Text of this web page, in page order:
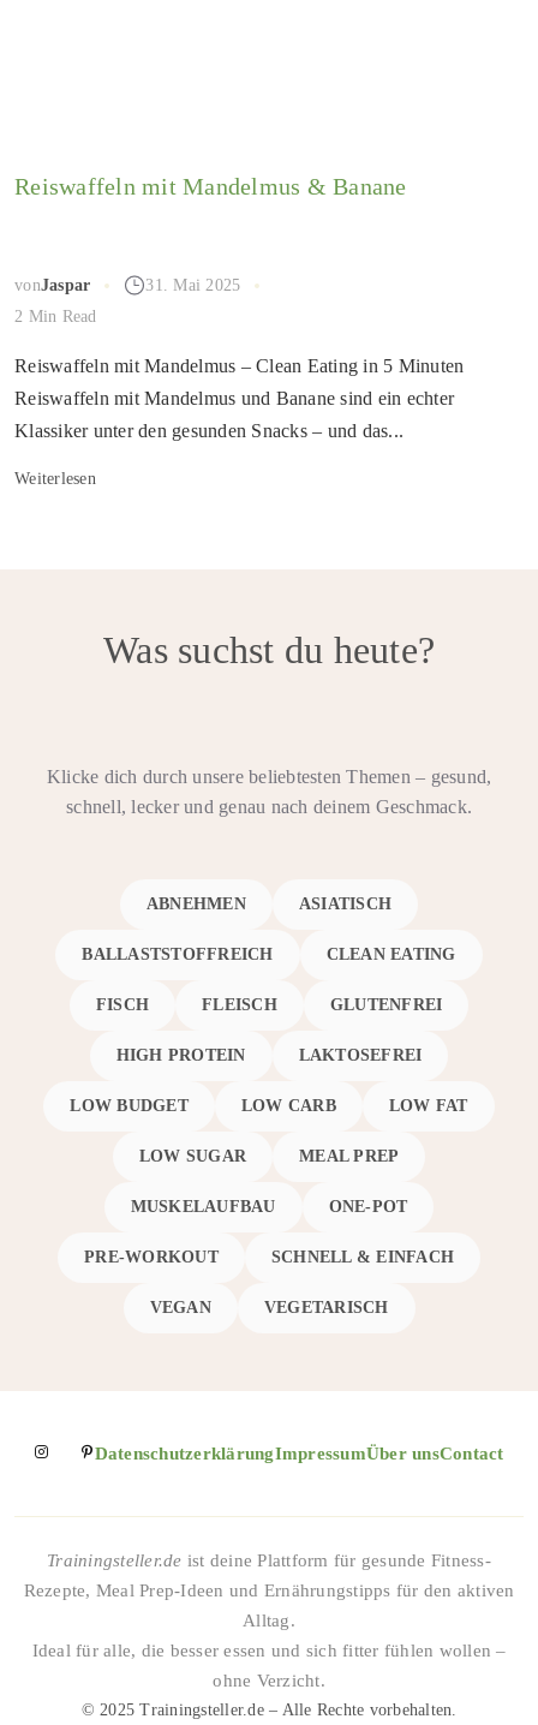
Reiswaffeln mit Mandelmus & Banane
vonJaspar
31. Mai 2025
2 Min Read
Reiswaffeln mit Mandelmus – Clean Eating in 5 Minuten
Reiswaffeln mit Mandelmus und Banane sind ein echter
Klassiker unter den gesunden Snacks – und das...
Weiterlesen
Was suchst du heute?
Klicke dich durch unsere beliebtesten Themen – gesund,
schnell, lecker und genau nach deinem Geschmack.
ABNEHMEN ASIATISCH
BALLASTSTOFFREICH CLEAN EATING
FISCH FLEISCH GLUTENFREI
HIGH PROTEIN LAKTOSEFREI
LOW BUDGET LOW CARB LOW FAT
LOW SUGAR MEAL PREP
MUSKELAUFBAU ONE-POT
PRE-WORKOUT SCHNELL & EINFACH
VEGAN VEGETARISCH
DatenschutzerklärungImpressumÜber unsContact
Trainingsteller.de ist deine Plattform für gesunde Fitness-
Rezepte, Meal Prep-Ideen und Ernährungstipps für den aktiven
Alltag.
Ideal für alle, die besser essen und sich fitter fühlen wollen –
ohne Verzicht.
© 2025 Trainingsteller.de – Alle Rechte vorbehalten.